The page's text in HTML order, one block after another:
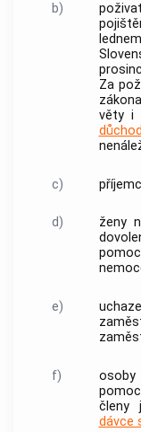
b)
Za
věty i
c)
d)
ženy
e)
f)
členy
dávce